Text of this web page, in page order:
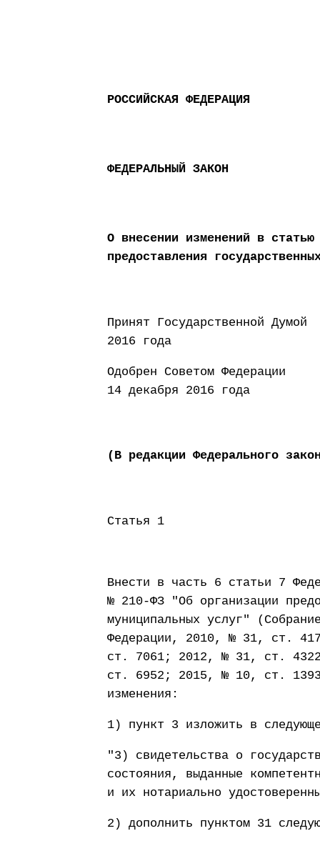
РОССИЙСКАЯ ФЕДЕРАЦИЯ
ФЕДЕРАЛЬНЫЙ ЗАКОН
О внесении изменений в
предоставления
Принят
2016 года
Одобрен
14 декабря 2016 года
(В редакции Федерального
Статья 1
Внести в часть 6 статьи 7
№ 210-ФЗ "Об организации
муниципальных услуг"
Федерации, 2010, № 31, ст.
ст. 7061; 2012, № 31, ст.
ст. 6952; 2015, № 10, ст.
изменения:
1) пункт 3 изложить в
"3) свидетельства о
состояния, выданные
и их нотариально
2) дополнить пунктом 31